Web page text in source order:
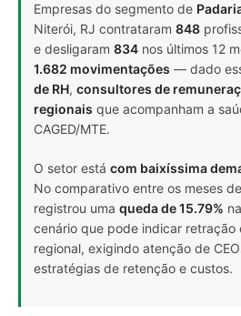
Empresas do segmento de
Niterói, RJ contrataram 848
e desligaram 834 nos últimos 12
1.682 movimentações — dado
de RH, consultores de
regionais que acompanham a
CAGED/MTE.
O setor está com baixíssima
No comparativo entre os meses de
registrou uma queda de 15.79%
cenário que pode indicar retração
regional, exigindo atenção de
estratégias de retenção e custos.